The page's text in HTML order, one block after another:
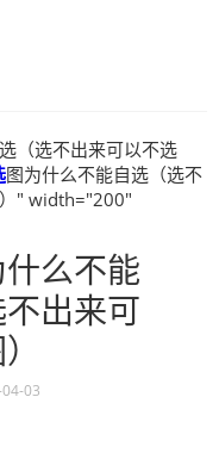
（选不出来可以不选
图为什么不能自选（选不
" width="200"
么不能
出来可
03